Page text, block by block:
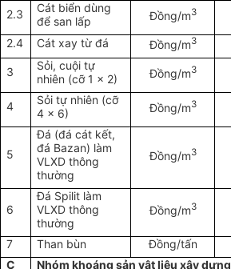
2.3
Cát biển dùng
để san lấp
Đồng/m3
2.4 Cát xay từ đá Đồng/m3
3
Sỏi, cuội tự
nhiên (cỡ 1 x 2)
Đồng/m3
4
Sỏi tự nhiên (cỡ
4 x 6)
Đồng/m3
5
Đá (đá cát kết,
đá Bazan) làm
VLXD thông
thường
Đồng/m3
6
Đá Spilit làm
VLXD thông
thường
Đồng/m3
7 Than bùn Đồng/tấn
C
Nhóm khoáng sản vật liệu xây dựng